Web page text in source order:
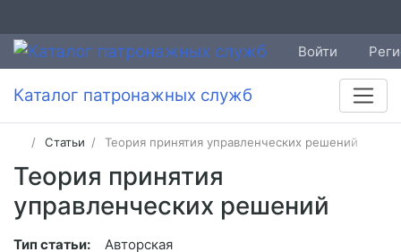
Войти
Каталог патронажных служб
Статьи Теория принятия управленческих решений
Теория принятия
управленческих решений
Тип статьи:
Авторская